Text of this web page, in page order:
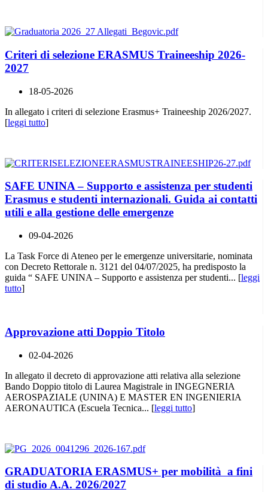
Criteri di selezione ERASMUS Traineeship 2026-
2027
18-05-2026
In allegato i criteri di selezione Erasmus+ Traineeship 2026/2027.
[leggi tutto]
SAFE UNINA – Supporto e assistenza per studenti
Erasmus e studenti internazionali. Guida ai contatti
utili e alla gestione delle emergenze
09-04-2026
La Task Force di Ateneo per le emergenze universitarie, nominata
con Decreto Rettorale n. 3121 del 04/07/2025, ha predisposto la
guida “ SAFE UNINA – Supporto e assistenza per studenti... [leggi
tutto]
Approvazione atti Doppio Titolo
02-04-2026
In allegato il decreto di approvazione atti relativa alla selezione
Bando Doppio titolo di Laurea Magistrale in INGEGNERIA
AEROSPAZIALE (UNINA) E MASTER EN INGENIERIA
AERONAUTICA (Escuela Tecnica... [leggi tutto]
GRADUATORIA ERASMUS+ per mobilità a fini
di studio A.A. 2026/2027